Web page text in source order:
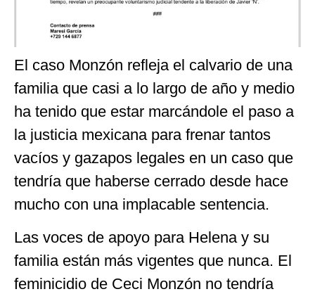
El caso Monzón refleja el calvario de una
familia que casi a lo largo de año y medio
ha tenido que estar marcándole el paso a
la justicia mexicana para frenar tantos
vacíos y gazapos legales en un caso que
tendría que haberse cerrado desde hace
mucho con una implacable sentencia.
Las voces de apoyo para Helena y su
familia están más vigentes que nunca. El
feminicidio de Ceci Monzón no tendría